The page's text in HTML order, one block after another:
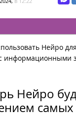
Нейро
информационными
Нейро
самых